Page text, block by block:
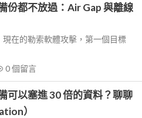
份都不放過：Air Gap 與離線
在的勒索軟體攻擊，第一個目標
0個留言
可以塞進 30 倍的資料？聊聊
）